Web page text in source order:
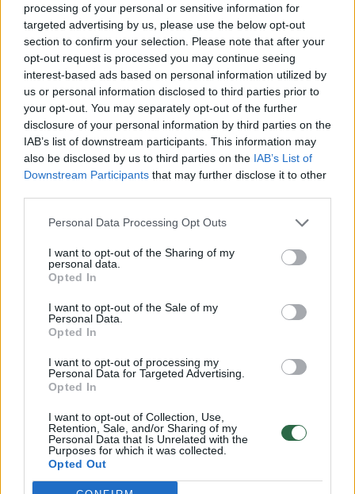
processing of your personal or sensitive information for
targeted advertising by us, please use the below opt-out
section to confirm your selection. Please note that after your
opt-out request is processed you may continue seeing
interest-based ads based on personal information utilized by
us or personal information disclosed to third parties prior to
your opt-out. You may separately opt-out of the further
disclosure of your personal information by third parties on the
IAB’s list of downstream participants. This information may
also be disclosed by us to third parties on the IAB’s List of
Downstream Participants that may further disclose it to other
Personal Data Processing Opt Outs
I want to opt-out of the Sharing of my
personal data.
Opted In
I want to opt-out of the Sale of my
Personal Data.
Opted In
I want to opt-out of processing my
Personal Data for Targeted Advertising.
Opted In
I want to opt-out of Collection, Use,
Retention, Sale, and/or Sharing of my
Personal Data that Is Unrelated with the
Purposes for which it was collected.
Opted Out
Tai paprastas sunkvežimis, tik reikia mokėti
valdyti viduje esančią aparatūrą“, – sakė R.
Pocius.
2015 metais tarnyba atsisakė dešimties senų
sovietinių karinių transporto priemonių BTR.
Pasak R. Pociaus, šiuo metu šios senos kovos
mašinos yra išvežtos į tarnybai
rajonuose.
Tarnybai nereikalingos transporto priemonės
bus arba nurašytos, arba panaudotos kaip
taikiniai.
Tarnyba skelbia, kad naujieji visureigiais taps
pagrindinėmis priemonėmis vykdant plataus
profilio ir įvairaus pobūdžio operacijas.